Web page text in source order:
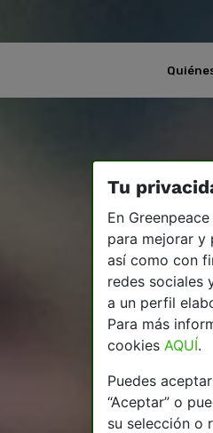
Tu
En
para mejorar y
así como con
redes sociales
a un perfil
Para más
cookies AQUÍ.
Puedes
“Aceptar” o
su selección o